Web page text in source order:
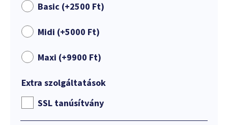
Basic (+2500 Ft)
Midi (+5000 Ft)
Maxi (+9900 Ft)
Extra szolgáltatások
SSL tanúsítvány